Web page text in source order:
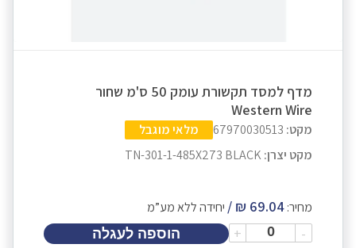
מדף למסד תקשורת עומק 50 ס'מ שחור
Western Wire
מקט: 67970030513
מלאי מוגבל
מקט יצרן:TN-301-1-485X273 BLACK
מחיר: יחידה ללא מע”מ
-
+ הוספה לעגלה